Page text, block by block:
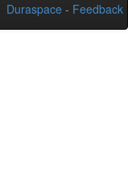
Duraspace - Feedback